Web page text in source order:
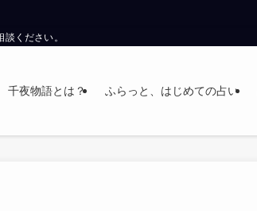
ください。
千夜物語とは？ ふらっと、はじめての占い